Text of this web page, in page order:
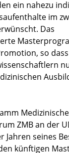
ein nahezu
im
Das
so
ZMB an der
Jahren seines
künftigen